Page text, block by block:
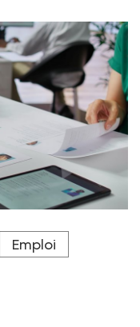
centralise
éloignées de
Emploi